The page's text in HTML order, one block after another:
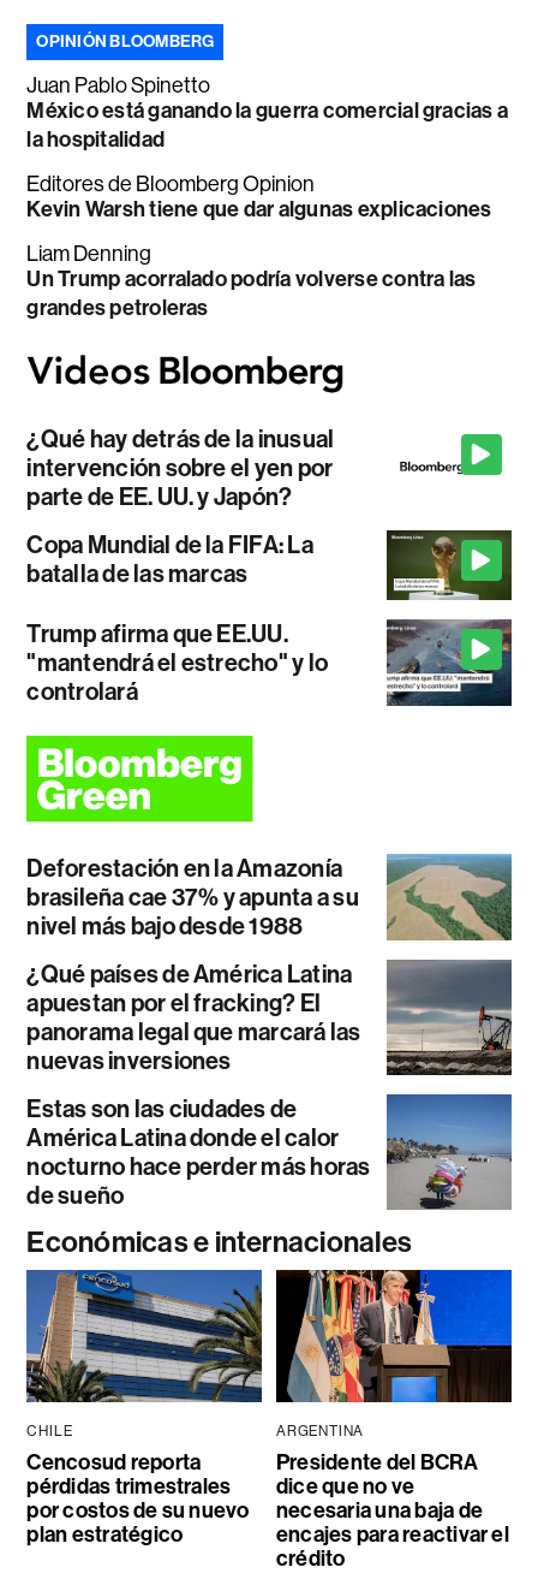
OPINIÓN BLOOMBERG
Juan Pablo Spinetto
México está ganando la guerra comercial gracias a
la hospitalidad
Editores de Bloomberg Opinion
Kevin Warsh tiene que dar algunas explicaciones
Liam Denning
Un Trump acorralado podría volverse contra las
grandes petroleras
¿Qué hay detrás de la inusual
intervención sobre el yen por
parte de EE. UU. y Japón?
Copa Mundial de la FIFA: La
batalla de las marcas
Trump afirma que EE.UU.
"mantendrá el estrecho" y lo
controlará
Deforestación en la Amazonía
brasileña cae 37% y apunta a su
nivel más bajo desde 1988
¿Qué países de América Latina
apuestan por el fracking? El
panorama legal que marcará las
nuevas inversiones
Estas son las ciudades de
América Latina donde el calor
nocturno hace perder más horas
de sueño
Económicas e internacionales
CHILE
Cencosud reporta
pérdidas trimestrales
por costos de su nuevo
plan estratégico
ARGENTINA
Presidente del BCRA
dice que no ve
necesaria una baja de
encajes para reactivar el
crédito